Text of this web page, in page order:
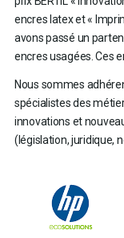
encres latex et «
avons passé un
encres usagées. Ces
Nous sommes
spécialistes des
innovations et
(législation, juridique,